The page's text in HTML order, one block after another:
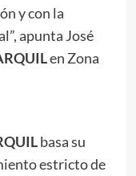
y con la
apunta José
en Zona
basa su
estricto de